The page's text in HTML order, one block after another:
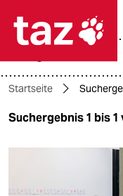
 taz
themen
öko
Startseite
Suchergebnis 1 bis 1